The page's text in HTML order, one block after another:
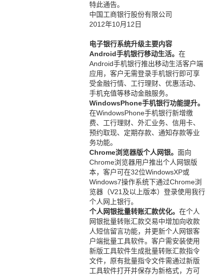
特此通告。
中国工商银行股份有限公司
2012年10月12日
电子银行系统升级主要内容
Android手机银行移动生活。 在
Android手机银行推出移动生活客户端
应用，客户无需登录手机银行即可享
受金融行情、工行理财、优惠活动、
手机充值等移动金融服务。
WindowsPhone手机银行功能提升。
在WindowsPhone手机银行新增缴
费、工行理财、外汇业务、信用卡、
预约取现、定期存款、通知存款等业
务功能。
Chrome浏览器版个人网银。 面向
Chrome浏览器用户推出个人网银版
本，客户可在32位WindowsXP或
Windows7操作系统下通过Chrome浏
览器（V21及以上版本）登录使用我行
个人网上银行。
个人网银批量转账汇款优化。 在个人
网银批量转账汇款交易中增加向收款
人短信留言功能，并更新个人网银客
户端批量工具软件。客户需安装使用
新版工具软件生成批量转账汇款指令
文件，原有批量指令文件需通过新版
工具软件打开并保存为新格式，方可